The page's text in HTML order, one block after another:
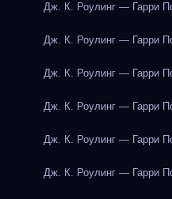
Дж. К. Роулинг — Гарри
Дж. К. Роулинг — Гарри
Дж. К. Роулинг — Гарри
Дж. К. Роулинг — Гарри
Дж. К. Роулинг — Гарри
Дж. К. Роулинг — Гарри